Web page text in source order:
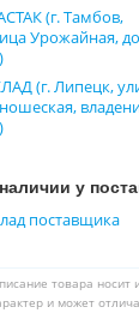
(г. Тамбов,
Урожайная,
(г. Липецк,
у
поставщика
товара
и может